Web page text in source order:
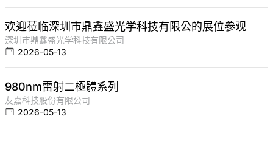
欢迎莅临深圳市鼎鑫盛光学科技有限公的展位参观
深圳市鼎鑫盛光学科技有限公司
2026-05-13
980nm雷射二極體系列
友嘉科技股份有限公司
2026-05-13